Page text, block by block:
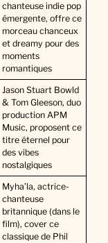
chanteuse indie pop
émergente, offre ce
morceau chanceux
et dreamy pour des
moments
romantiques
Jason Stuart Bowld
& Tom Gleeson, duo
production APM
Music, proposent ce
titre éternel pour
des vibes
nostalgiques
Myha’la, actrice-
chanteuse
britannique (dans le
film), cover ce
classique de Phil